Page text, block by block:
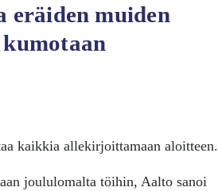
muiden
kaikkia allekirjoittamaan aloitteen.
joululomalta töihin, Aalto sanoi